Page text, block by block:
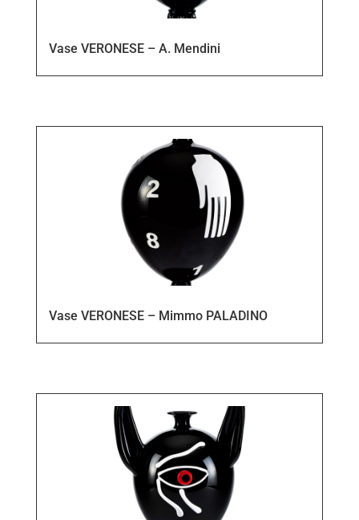
Vase VERONESE – A. Mendini
Vase VERONESE – Mimmo PALADINO